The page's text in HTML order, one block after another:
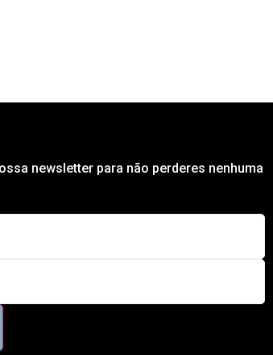
newsletter para não perderes nenhuma